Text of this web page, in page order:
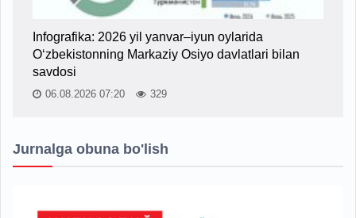
Infografika: 2026 yil yanvar–iyun oylarida
O‘zbekistonning Markaziy Osiyo davlatlari bilan
savdosi
06.08.2026 07:20 329
Jurnalga obuna bo'lish